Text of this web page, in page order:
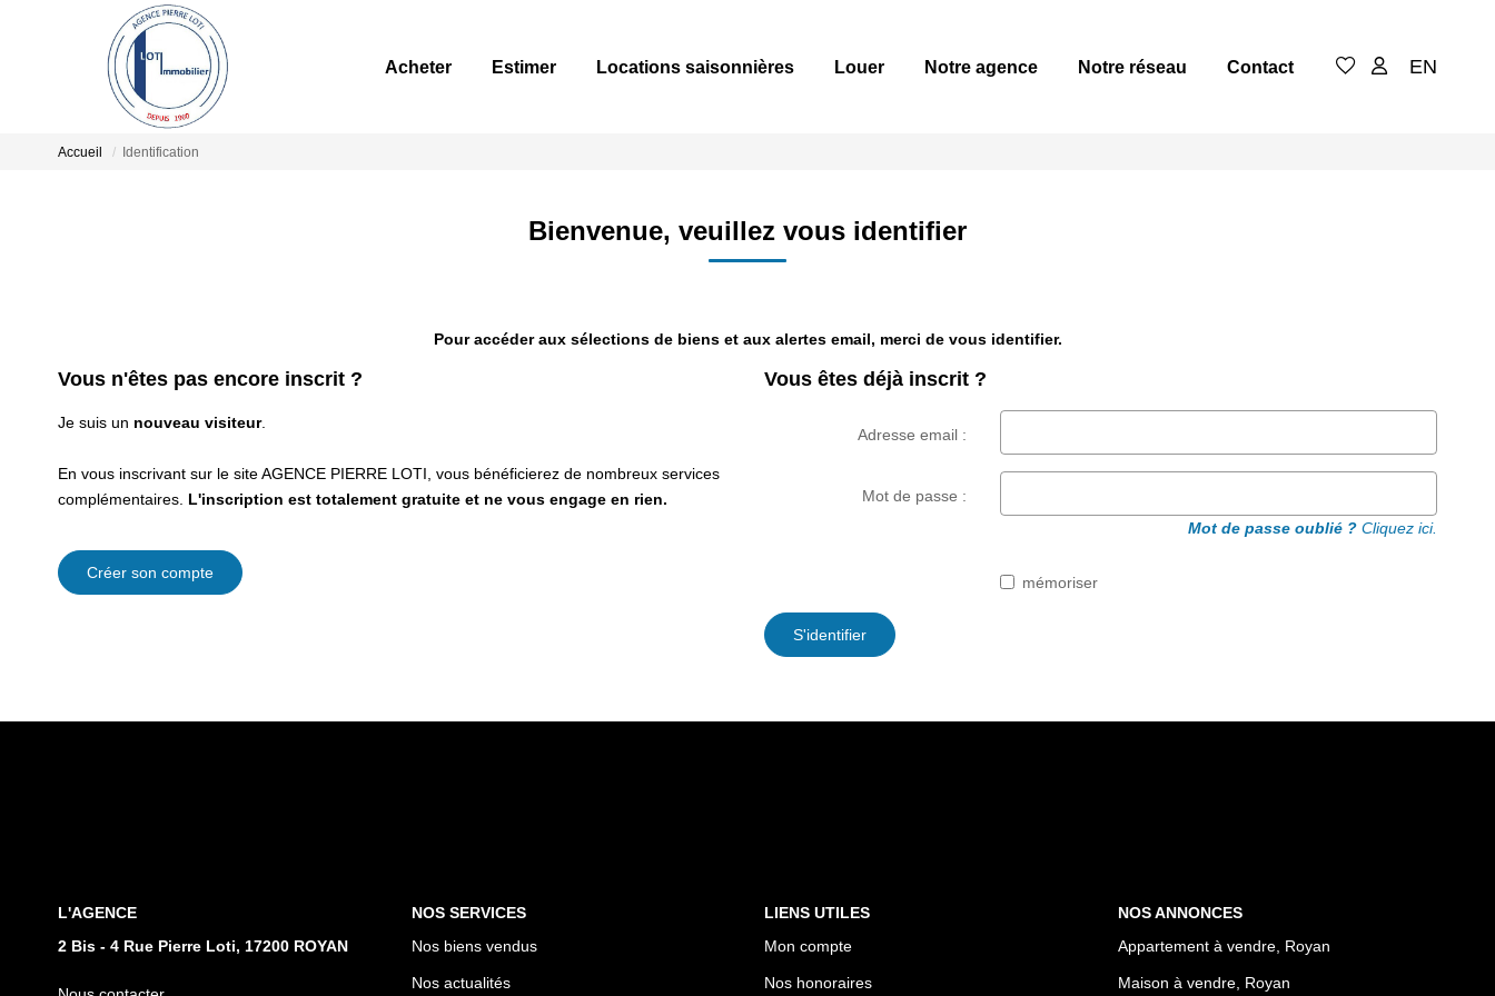
Acheter Estimer Locations saisonnières Louer Notre agence Notre réseau Contact EN
Accueil Identification
Bienvenue, veuillez vous identifier
Pour accéder aux sélections de biens et aux alertes email, merci de vous identifier.
Vous n'êtes pas encore inscrit ?
Je suis un nouveau visiteur.
En vous inscrivant sur le site AGENCE PIERRE LOTI, vous bénéficierez de nombreux services
complémentaires. L'inscription est totalement gratuite et ne vous engage en rien.
Créer son compte
Vous êtes déjà inscrit ?
Adresse email :
Mot de passe :
Mot de passe oublié ?Cliquez ici.
mémoriser
S'identifier
L'AGENCE
2 Bis - 4 Rue Pierre Loti, 17200 ROYAN
NOS SERVICES
Nos biens vendus
Nos actualités
LIENS UTILES
Mon compte
Nos honoraires
NOS ANNONCES
Appartement à vendre, Royan
Maison à vendre, Royan